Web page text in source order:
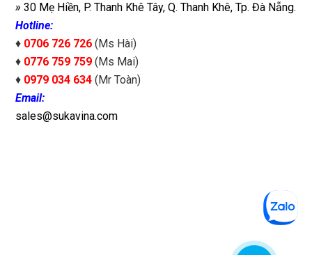
» 30 Mẹ Hiền, P. Thanh Khê Tây, Q. Thanh Khê, Tp. Đà Nẵng.
Hotline:
♦ 0706 726 726(Ms Hài)
♦ 0776 759 759(Ms Mai)
♦ 0979 034 634 (Mr Toàn)
Email:
sales@sukavina.com